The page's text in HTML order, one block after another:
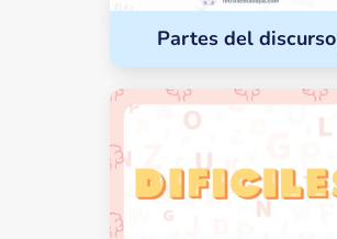
Partes del discurso